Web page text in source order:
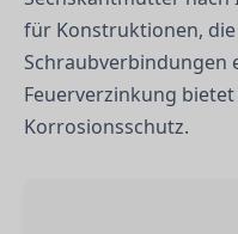
für Konstruktionen,
Schraubverbindungen
Feuerverzinkung
Korrosionsschutz.